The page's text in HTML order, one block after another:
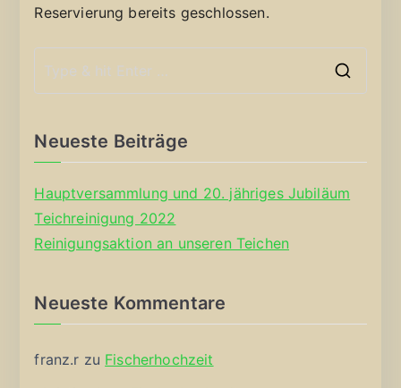
Reservierung bereits geschlossen.
Neueste Beiträge
Hauptversammlung und 20. jähriges Jubiläum
Teichreinigung 2022
Reinigungsaktion an unseren Teichen
Neueste Kommentare
franz.r zu Fischerhochzeit